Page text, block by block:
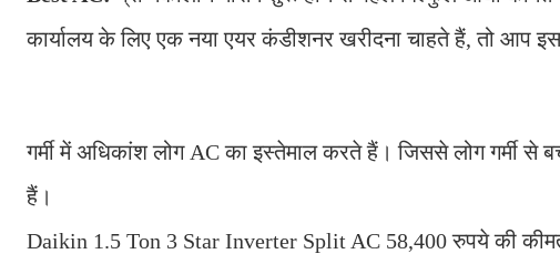
कार्यालय के लिए एक नया एयर कंडीशनर खरीदना चाहते हैं, तो आप
गर्मी में अधिकांश लोग AC का इस्तेमाल करते हैं। जिससे लोग गर्मी
हैं।
Daikin 1.5 Ton 3 Star Inverter Split AC 58,400 रुपये की